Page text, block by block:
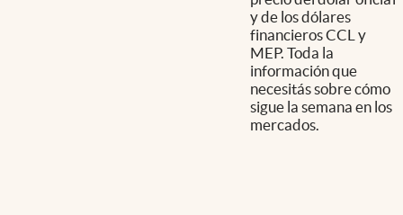
y de los dólares
financieros CCL y
MEP. Toda la
información que
necesitás sobre cómo
sigue la semana en los
mercados.